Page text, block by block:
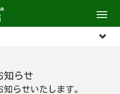
M
e
n
知らせ
らせいたします。